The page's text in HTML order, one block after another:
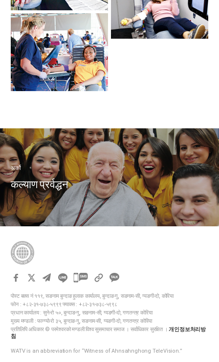
अर्को
कल्याण प्रर्वद्धन
카
오
톡
공
하
पोस्ट बक्स नं ११९, सङनाम बुन्दाङ हुलाक कार्यालय, बुन्दाङ-गु, सङनाम-सी, ग्यङगी-दो, कोरिया
फोन : +८२-३१-७३८-५९९९ फ्याक्स : +८२-३१-७३८-५९९८
प्रधान कार्यालय : सुने-रो ५०, बुन्दाङ-गु, सङनाम-सी, ग्यङगी-दो, गणतन्त्र कोरिया
मुख्य मण्डली : फान्ग्यो-रो ३५, बुन्दाङ-गु, सङनाम-सी, ग्यङगी-दो, गणतन्त्र कोरिया
प्रतिलिपि अधिकार © परमेश्वरको मण्डली विश्व सुसमाचार समाज । सर्वाधिकार सुरक्षित ।개인정보처리방
침
WATV is an abbreviation for “Witness of Ahnsahnghong TeleVision.”